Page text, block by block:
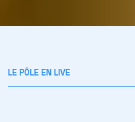
LE PÔLE EN LIVE